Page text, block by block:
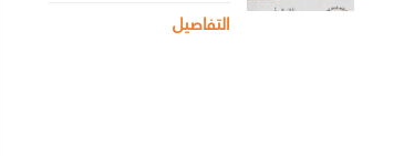
التفاصيل